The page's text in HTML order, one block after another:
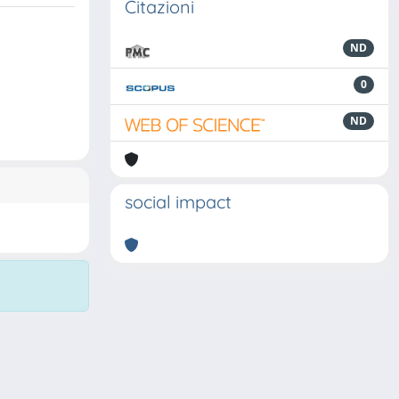
Citazioni
ND
0
ND
social impact